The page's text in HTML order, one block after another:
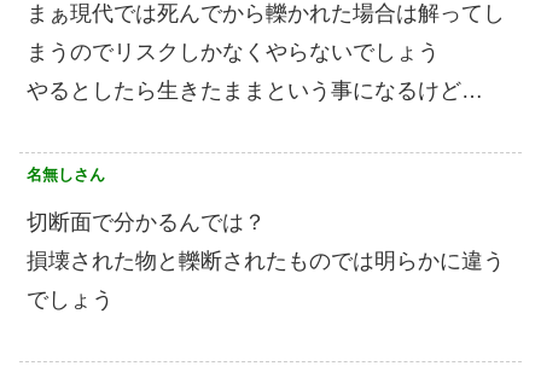
まぁ現代では死んでから轢かれた場合は解ってし
まうのでリスクしかなくやらないでしょう
やるとしたら生きたままという事になるけど…
名無しさん
切断面で分かるんでは？
損壊された物と轢断されたものでは明らかに違う
でしょう